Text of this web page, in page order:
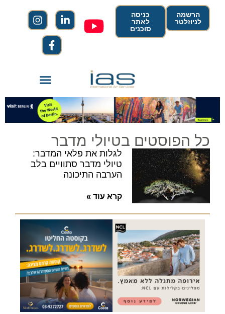
הרשמה
לניוזלטר
כניסה
לאתר
סוכנים
כל הפוסטים בטיולי מדבר
לגלות את פלאי המדבר:
טיולי מדבר סתוויים בלב
הערבה התיכונה
קרא עוד »